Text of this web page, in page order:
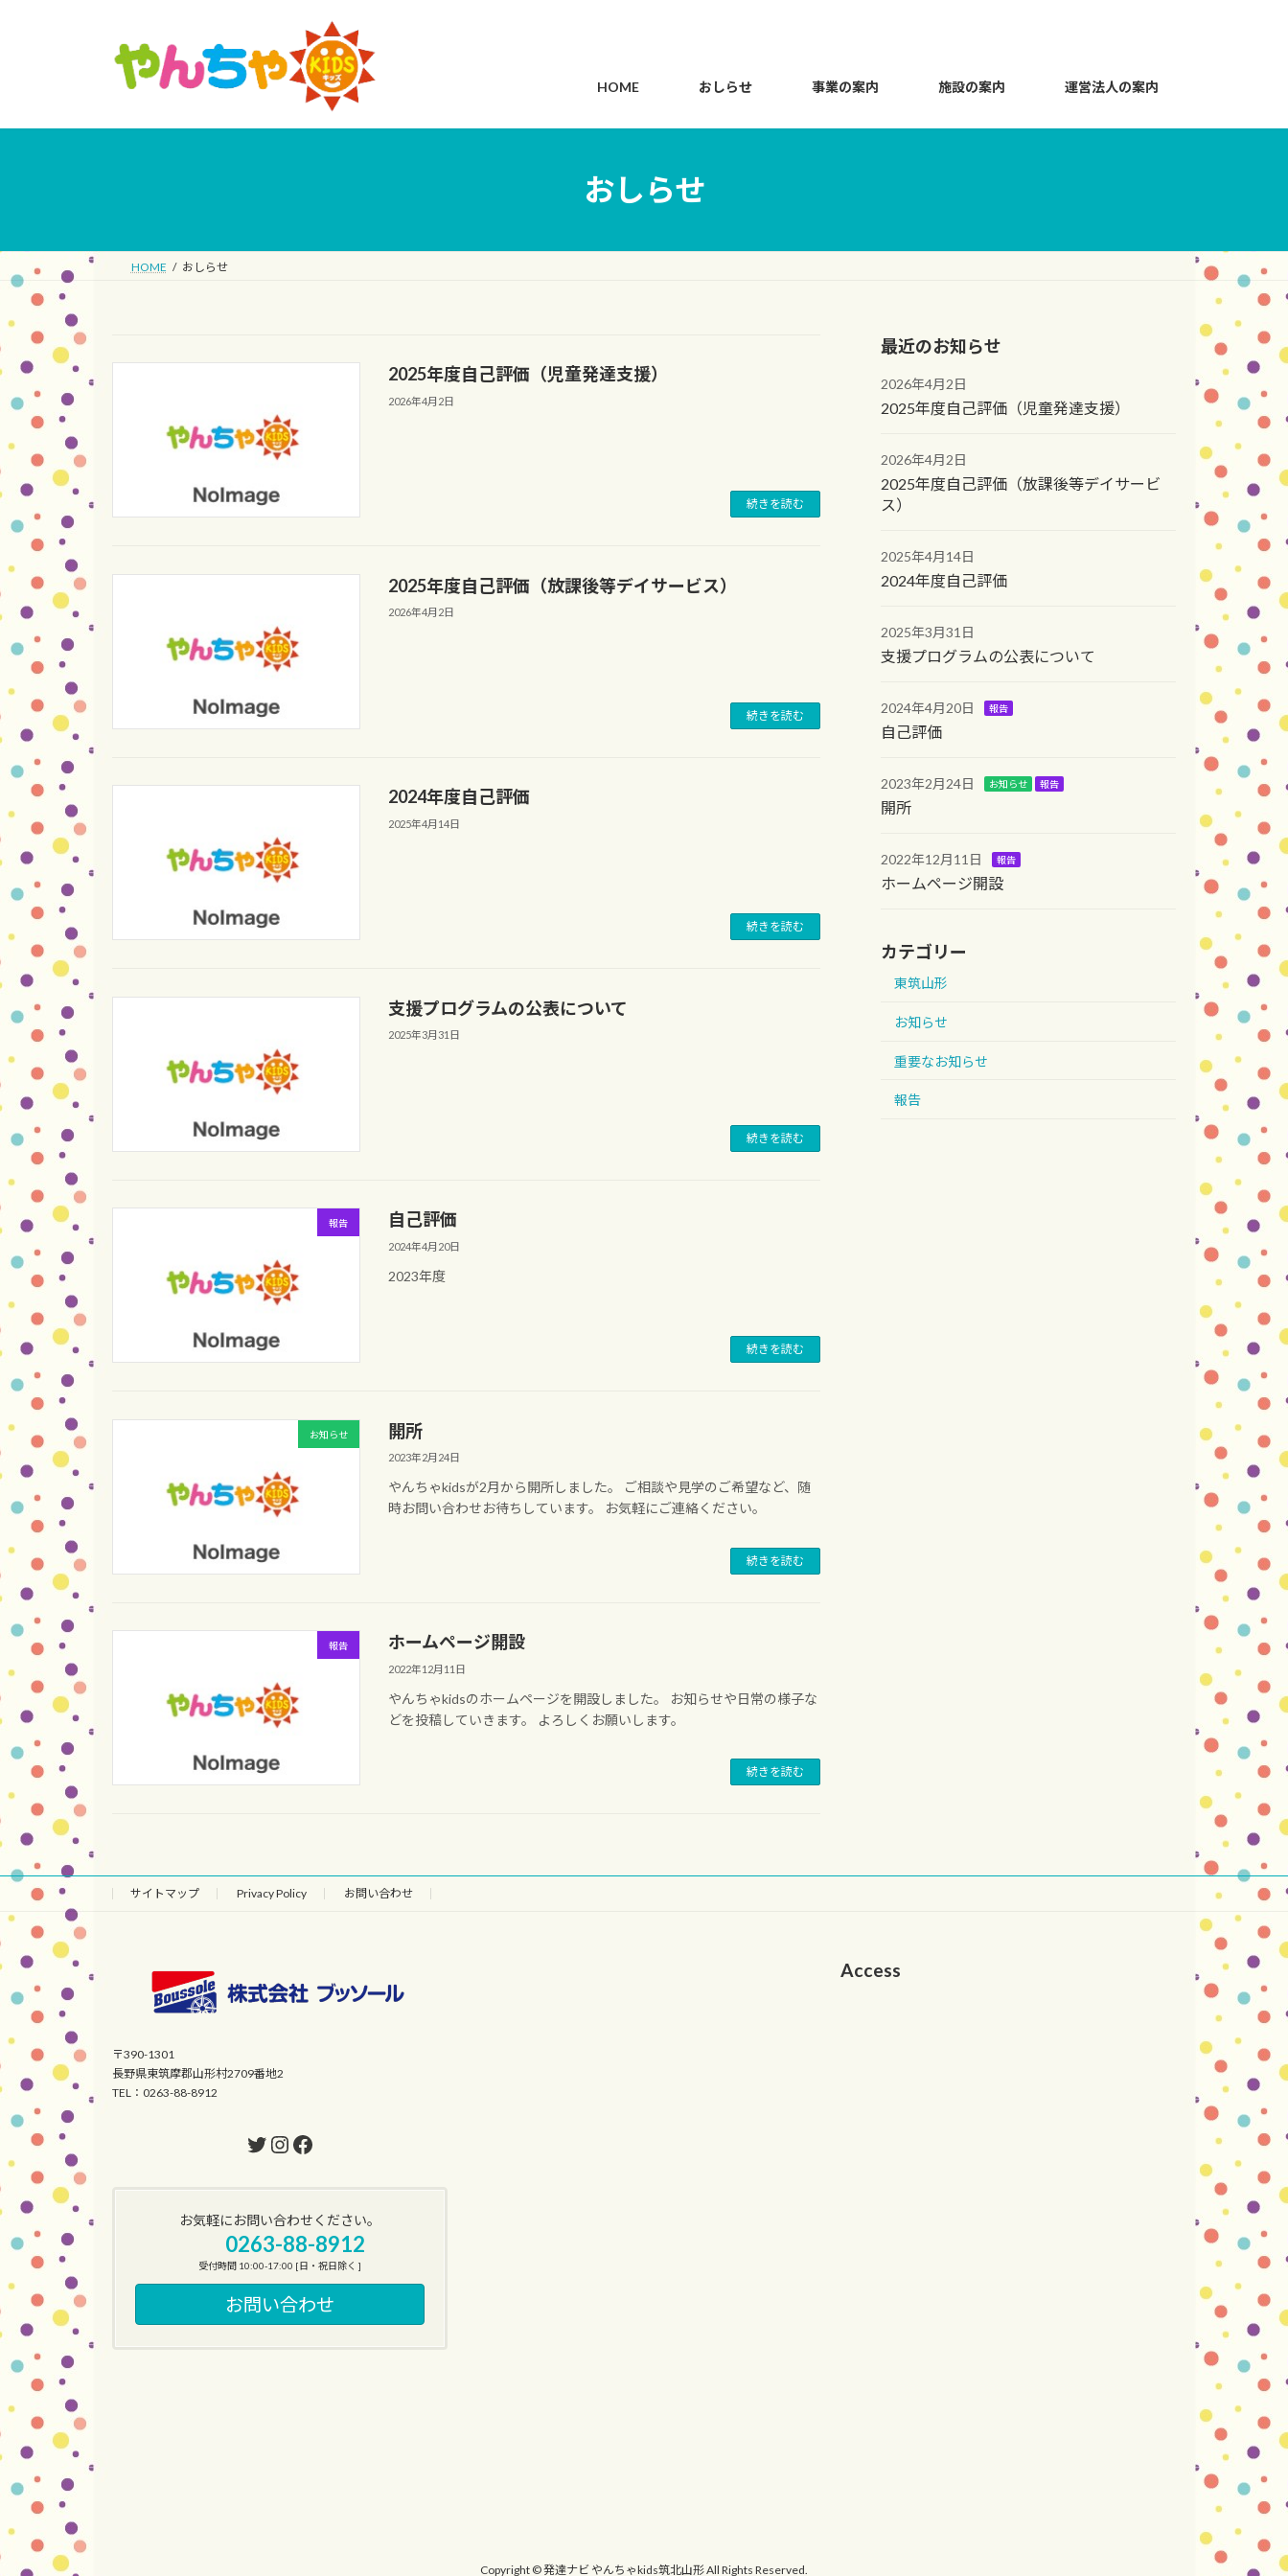
へ
ョ
HOME おしらせ 事業の案内 施設の案内 運営法人の案内
おしらせ
HOME おしらせ
2025年度自己評価（児童発達支援）
2026年4月2日
続きを読む
2025年度自己評価（放課後等デイサービス）
2026年4月2日
続きを読む
2024年度自己評価
2025年4月14日
続きを読む
支援プログラムの公表について
2025年3月31日
続きを読む
報告 自己評価
2024年4月20日
2023年度
続きを読む
お知らせ 開所
2023年2月24日
やんちゃkidsが2月から開所しました。 ご相談や見学のご希望など、随
時お問い合わせお待ちしています。 お気軽にご連絡ください。
続きを読む
報告 ホームページ開設
2022年12月11日
やんちゃkidsのホームページを開設しました。 お知らせや日常の様子な
どを投稿していきます。 よろしくお願いします。
続きを読む
最近のお知らせ
2026年4月2日
2025年度自己評価（児童発達支援）
2026年4月2日
2025年度自己評価（放課後等デイサービ
ス）
2025年4月14日
2024年度自己評価
2025年3月31日
支援プログラムの公表について
2024年4月20日 報告
自己評価
2023年2月24日 お知らせ 報告
開所
2022年12月11日 報告
ホームページ開設
カテゴリー
東筑山形
お知らせ
重要なお知らせ
報告
サイトマップ Privacy Policy お問い合わせ
〒390-1301
長野県東筑摩郡山形村2709番地2
TEL：0263-88-8912
Twitter
Instagram
Facebook
お気軽にお問い合わせください。
0263-88-8912
受付時間 10:00-17:00 [日・祝日除く ]
お問い合わせ
Access
Copyright © 発達ナビ やんちゃkids筑北山形 All Rights Reserved.